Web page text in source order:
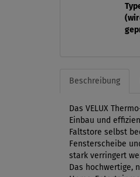
Beschreibung
Das VELUX
Einbau und
Faltstore selbst
Fensterscheibe
stark verringert
Das hochwertige,